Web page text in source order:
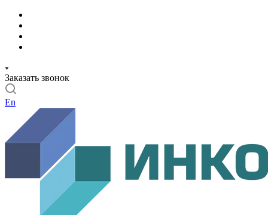
Заказать звонок
En